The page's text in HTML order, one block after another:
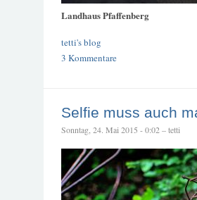
Landhaus Pfaffenberg
tetti's blog
3 Kommentare
Selfie muss auch
Sonntag, 24. Mai 2015 - 0:02 – tetti